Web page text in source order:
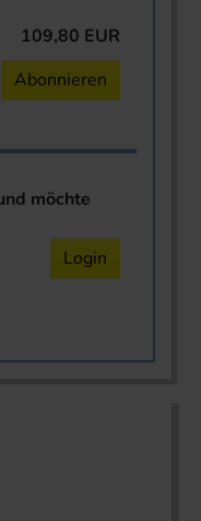
109,80 EUR
Abonnieren
möchte
Login